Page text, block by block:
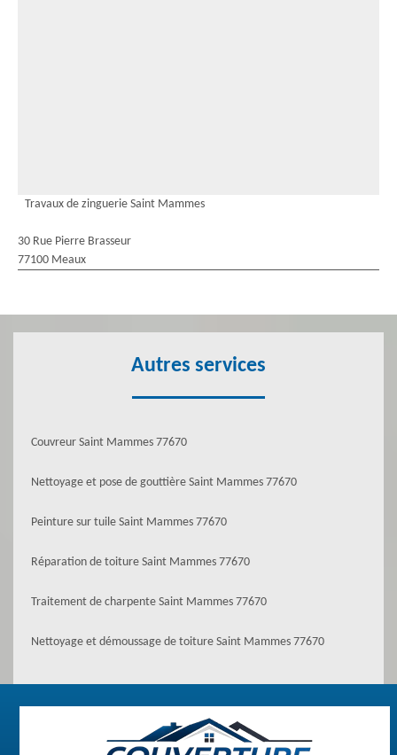
Travaux de zinguerie Saint Mammes
30 Rue Pierre Brasseur
77100 Meaux
Autres services
Couvreur Saint Mammes 77670
Nettoyage et pose de gouttière Saint Mammes 77670
Peinture sur tuile Saint Mammes 77670
Réparation de toiture Saint Mammes 77670
Traitement de charpente Saint Mammes 77670
Nettoyage et démoussage de toiture Saint Mammes 77670